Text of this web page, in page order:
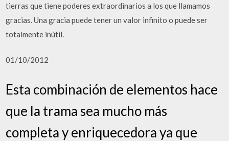
tierras que tiene poderes extraordinarios a los que llamamos
gracias. Una gracia puede tener un valor infinito o puede ser
totalmente inútil.
01/10/2012
Esta combinación de elementos hace
que la trama sea mucho más
completa y enriquecedora ya que